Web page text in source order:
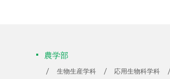
農学部
生物生産学科 応用生物科学科